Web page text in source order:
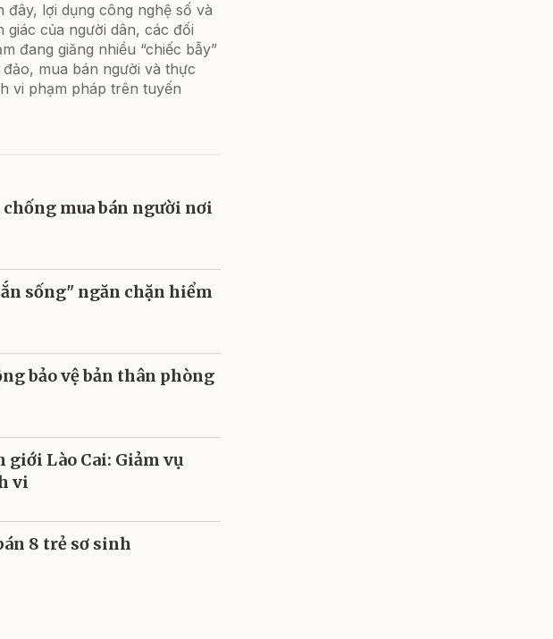
đây, lợi dụng công nghệ số và
giác của người dân, các đối
đang giăng nhiều “chiếc bẫy”
mua bán người và thực
vi phạm pháp trên tuyến
mua bán người nơi
sống" ngăn chặn hiểm
bảo vệ bản thân phòng
giới Lào Cai: Giảm vụ
vi
8 trẻ sơ sinh